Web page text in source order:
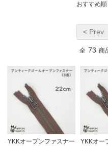
おすすめ順
< Prev
全 73 商
YKKオープンファスナー
YKKオー